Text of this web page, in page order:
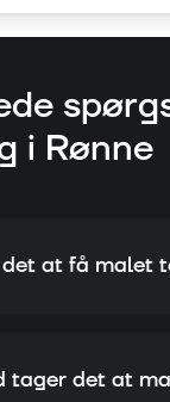
i Rønne
at få malet
tager det at